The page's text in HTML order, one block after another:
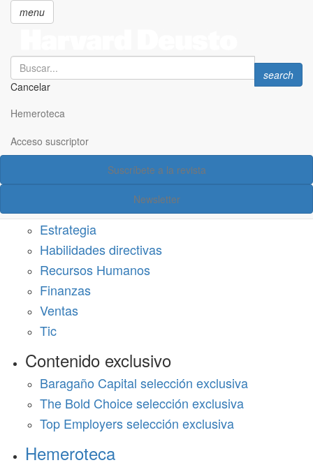
principal
menu
Search
Cancelar
Search
search
Hemeroteca
Acceso suscriptor
Suscríbete a la revista
Newsletter
Acceso suscriptor
Estrategia
Habilidades directivas
Recursos Humanos
Finanzas
Ventas
Tic
Contenido exclusivo
Baragaño Capital selección exclusiva
The Bold Choice selección exclusiva
Top Employers selección exclusiva
Hemeroteca